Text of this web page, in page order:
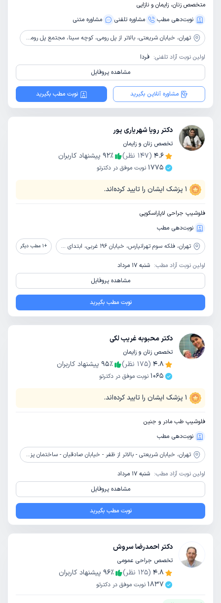
متخصص زنان، زایمان و نازایی
نوبت‌دهی مطب
مشاوره‌ تلفنی مشاوره‌ متنی
تهران، خیابان شریعتی، بالاتر از پل رومی، کوچه سینا، مجتمع پل رومی 1729، طبقه دوم، واحد 14
اولین نوبت آزاد تلفنی: فردا
مشاهده پروفایل
مشاوره آنلاین بگیرید نوبت مطب بگیرید
دکتر رویا شهریاری پور
تخصص زنان و زایمان
4.6
(
147 نظر) 92٪
پیشنهاد کاربران
1775 نوبت موفق در دکترتو
1 پزشک ایشان را تایید کرده‌اند.
فلوشیپ جراحی لاپاراسکوپی
نوبت‌دهی مطب
تهران، فلکه سوم تهرانپارس، خیابان 196 غربی، ابتدای خیابان طاهری، پلاک34، ساختمان پزشکان تهرانپارس، آسانسور شماره 2، طبقه 6، واحد 68 +
1 مطب دیگر
اولین نوبت آزاد مطب: شنبه 17 مرداد
مشاهده پروفایل
نوبت مطب بگیرید
دکتر محبوبه غریب لکی
تخصص زنان و زایمان
4.8
(
175 نظر) 95٪
پیشنهاد کاربران
1065 نوبت موفق در دکترتو
1 پزشک ایشان را تایید کرده‌اند.
فلوشیپ طب مادر و جنین
نوبت‌دهی مطب
تهران، خیابان شریعتی - بالاتر از ظفر - خیابان صادقیان - ساختمان پزشکان پارس - طبقه 3
اولین نوبت آزاد مطب: شنبه 17 مرداد
مشاهده پروفایل
نوبت مطب بگیرید
دکتر احمدرضا سروش
تخصص جراحی عمومی
4.8
(
125 نظر) 96٪
پیشنهاد کاربران
1837 نوبت موفق در دکترتو